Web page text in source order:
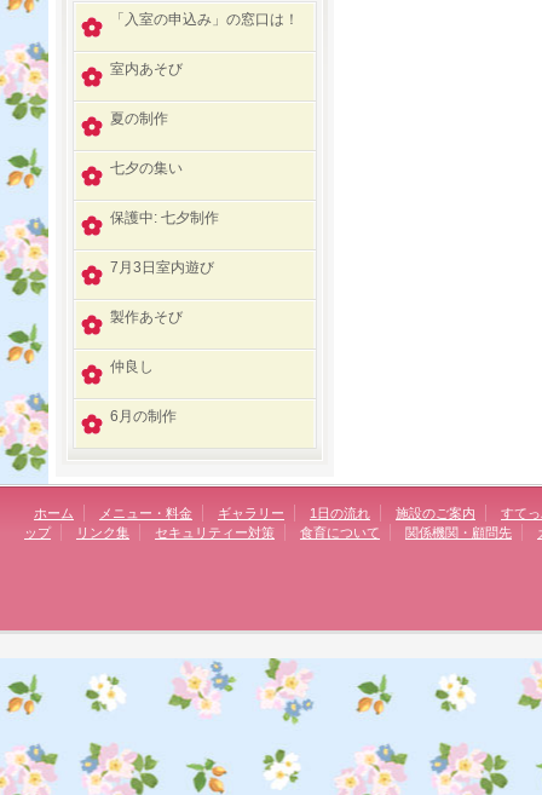
「入室の申込み」の窓口は！
室内あそび
夏の制作
七夕の集い
保護中: 七夕制作
7月3日室内遊び
製作あそび
仲良し
6月の制作
ホーム メニュー・料金 ギャラリー 1日の流れ 施設のご案内
すて
ップ
リンク集 セキュリティー対策 食育について 関係機関・顧問先